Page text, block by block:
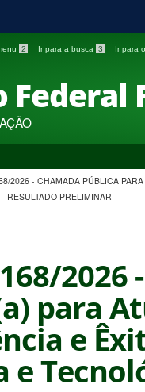
2 Ir para a busca 3 Ir para
2026 - CHAMADA PÚBLICA
RESULTADO PRELIMINAR
2026
para
e
e